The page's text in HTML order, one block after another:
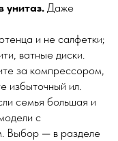
унитаз. Даже
и не салфетки;
ватные диски.
за компрессором,
избыточный ил.
семья большая и
с
Выбор — в разделе